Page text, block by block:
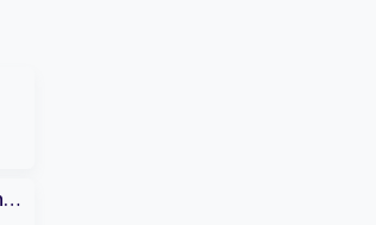
Ukrainian Orthodox Church of the USA (UOC of USA)